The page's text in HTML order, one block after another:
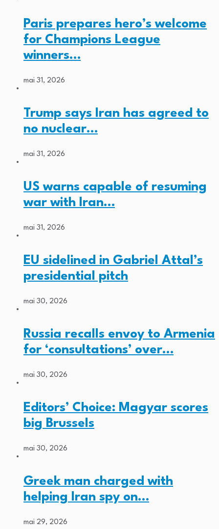
Paris prepares hero’s welcome
for Champions League
winners…
mai 31, 2026
Trump says Iran has agreed to
no nuclear…
mai 31, 2026
US warns capable of resuming
war with Iran…
mai 31, 2026
EU sidelined in Gabriel Attal’s
presidential pitch
mai 30, 2026
Russia recalls envoy to Armenia
for ‘consultations’ over…
mai 30, 2026
Editors’ Choice: Magyar scores
big Brussels
mai 30, 2026
Greek man charged with
helping Iran spy on…
mai 29, 2026